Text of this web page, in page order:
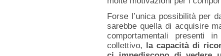
Forse l’unica possibilità per
sarebbe quella di acquisire
comportamentali presenti
collettivo, la capacità di